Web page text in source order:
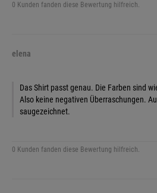
0 Kunden fanden diese Bewertung hilfreich.
elena
Das Shirt passt genau. Die Farben sind
Also keine negativen Überraschungen.
saugezeichnet.
0 Kunden fanden diese Bewertung hilfreich.